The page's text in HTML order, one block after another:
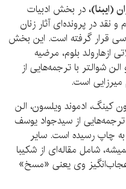
(ایبنا)،در بخش ادبیات
نقد در پرونده‌ای آثار زنان
قرار گرفته است. این بخش
ازهارولد بلوم، مرضیه
شوالتر با ترجمه‌هایی از
میرزایی است.
کینگ، ادموند ویلسون، الن
از سیدجواد یوسف
چاپ رسیده است. سایر
شامل مقاله‌ای از شکیبا
اعجاب‌انگیز وی یعنی «مسخ»